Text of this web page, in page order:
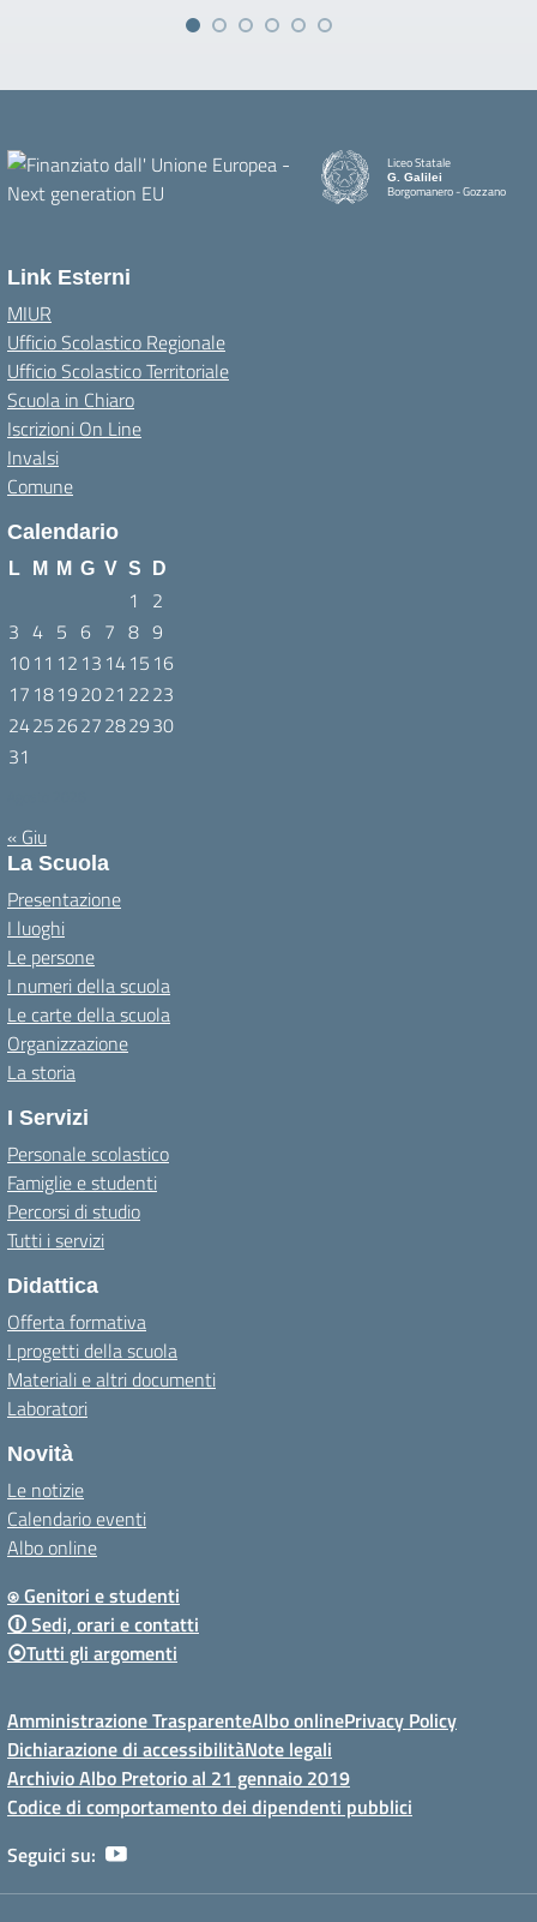
Liceo Statale
G. Galilei
Borgomanero - Gozzano
Link Esterni
MIUR
Ufficio Scolastico Regionale
Ufficio Scolastico Territoriale
Scuola in Chiaro
Iscrizioni On Line
Invalsi
Comune
Calendario
L M M G V S D
1
2
3 4 5 6 7 8 9
1011 12 13 1415 16
17 18192021 2223
24252627282930
31
« Giu
La Scuola
Presentazione
I luoghi
Le persone
I numeri della scuola
Le carte della scuola
Organizzazione
La storia
I Servizi
Personale scolastico
Famiglie e studenti
Percorsi di studio
Tutti i servizi
Didattica
Offerta formativa
I progetti della scuola
Materiali e altri documenti
Laboratori
Novità
Le notizie
Calendario eventi
Albo online
⍟ Genitori e studenti
🛈 Sedi, orari e contatti
⦿Tutti gli argomenti
Amministrazione TrasparenteAlbo onlinePrivacy Policy
Dichiarazione di accessibilitàNote legali
Archivio Albo Pretorio al 21 gennaio 2019
Codice di comportamento dei dipendenti pubblici
Seguici su: